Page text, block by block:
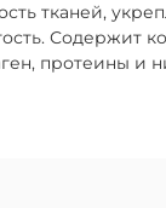
тканей,
Содержит
протеины и